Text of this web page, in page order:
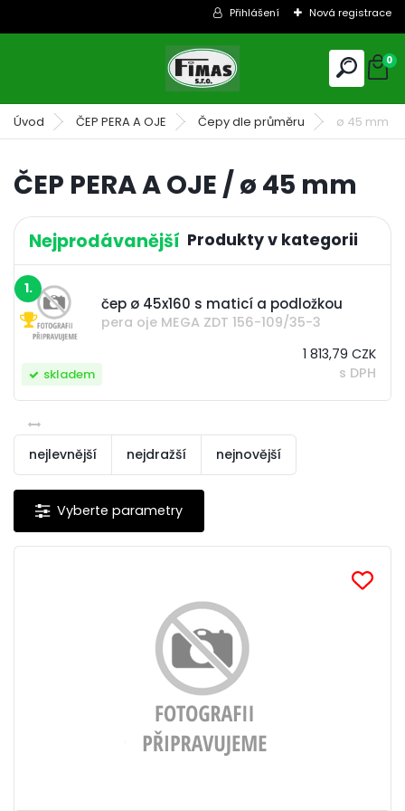
Přihlášení Nová registrace
0
Úvod ČEP PERA A OJE Čepy dle průměru ø 45 mm
ČEP PERA A OJE / ø 45 mm
Nejprodávanější
1.
čep ø 45x160 s maticí a podložkou
pera oje MEGA ZDT 156-109/35-3
skladem
1 813,79 CZK
s DPH
nejlevnější nejdražší nejnovější